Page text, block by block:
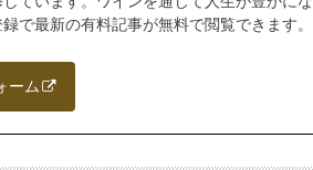
で最新の有料記事が無料で閲覧できます。
ーム